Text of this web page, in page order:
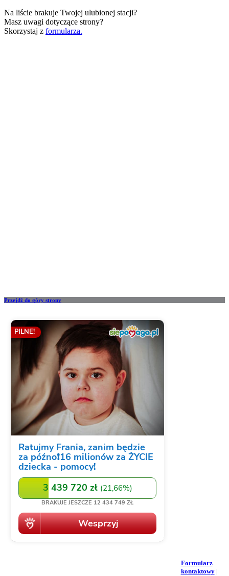
Na liście brakuje Twojej ulubionej stacji?
Masz uwagi dotyczące strony?
Skorzystaj z formularza.
Przejdź do góry strony
Formularz
kontaktowy|